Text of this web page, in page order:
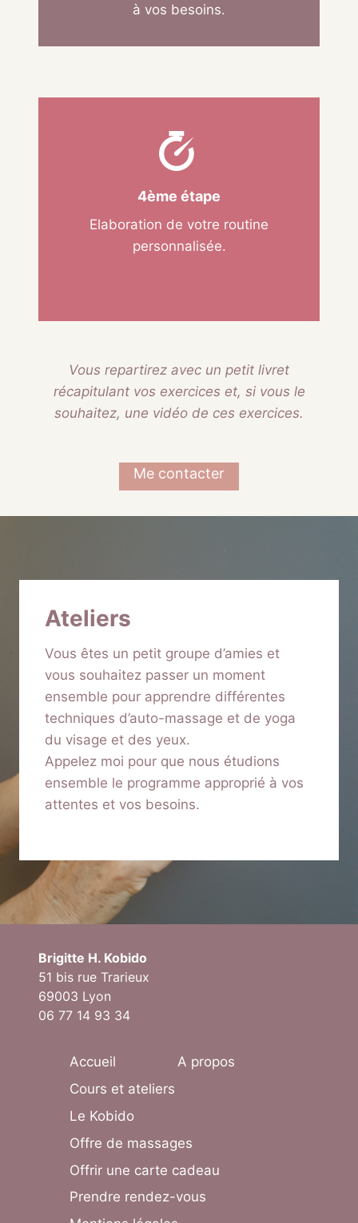
à vos besoins.
4ème étape
Elaboration de votre routine
personnalisée.
Vous repartirez avec un petit livret
récapitulant vos exercices et, si vous le
souhaitez, une vidéo de ces exercices.
Me contacter
Ateliers
Vous êtes un petit groupe d’amies et
vous souhaitez passer un moment
ensemble pour apprendre différentes
techniques d’auto-massage et de yoga
du visage et des yeux.
Appelez moi pour que nous étudions
ensemble le programme approprié à vos
attentes et vos besoins.
Brigitte H. Kobido
51 bis rue Trarieux
69003 Lyon
06 77 14 93 34
Accueil
A propos
Cours et ateliers
Le Kobido
Offre de massages
Offrir une carte cadeau
Prendre rendez-vous